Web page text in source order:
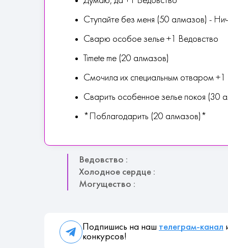
Ступайте без меня (50 алмазов) -
Сварю особое зелье +1 Ведовство
Timete me (20 алмазов)
Смочила их специальным отваром +1
Сварить особенное зелье покоя (30
*Поблагодарить (20 алмазов)*
Ведовство :
Холодное сердце :
Могущество :
Подпишись на наш телеграм-канал
конкурсов!